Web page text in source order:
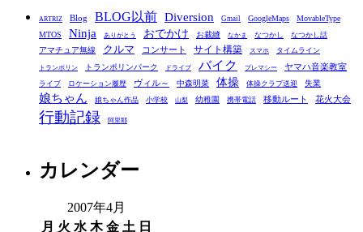
ゴ
リ
ー
ARTRIZ Blog BLOG以前 Diversion Gmail GoogleMaps
MovableType
MTOS
Ninja ありがとう おでかけ お裁縫 なかま なつかし なつかし話
アマチュア無線 クルマ コンサート サイト構築 スマホ タイムライン
トランポリン トランポリンパーク ドライブ バイク プレマシー ヤマハ音楽教室
ライブ ロケーション履歴 ヴィル～ 中森明菜 体操 体操クラブ送迎 失業
娘ちゃん 娘ちゃん作品 小学校 山梨 幼稚園 携帯電話 移動ルート 花火大会
行動記録 阿里耶
カレンダー
2007年4月
月 火 水 木 金 土 日